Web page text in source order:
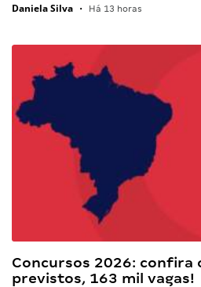
Daniela Silva • Há 13 horas
Concursos 2026: confira
previstos, 163 mil vagas!